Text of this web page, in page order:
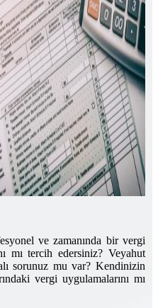
ve zamanında bir vergi
mı tercih edersiniz? Veyahut
sorunuz mu var? Kendinizin
vergi uygulamalarını mı